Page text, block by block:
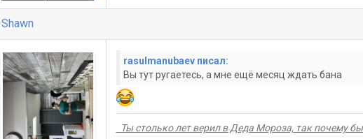
Shawn
rasulmanubaev писал:
Вы тут ругаетесь, а мне ещё месяц ждать бана
Ты столько лет верил в Деда Мороза, так почему бы